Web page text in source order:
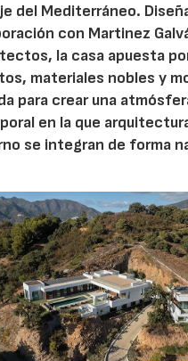
del Mediterráneo.
con Martinez
la casa apuesta
materiales nobles y
para crear una
en la que
se integran de forma